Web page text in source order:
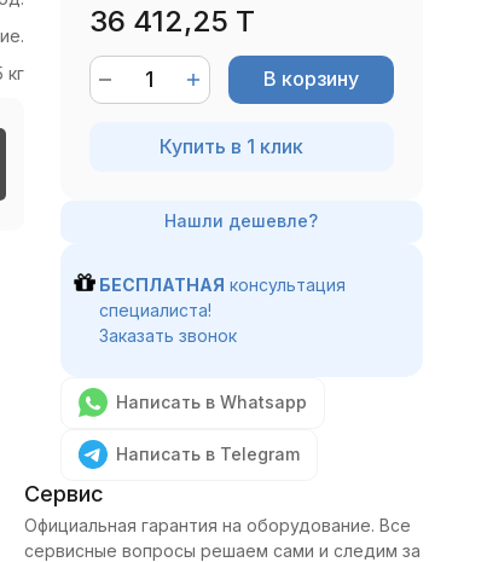
кг
36 412,25 T
В корзину
Купить в 1 клик
БЕСПЛАТНАЯ консультация
специалиста!
Заказать звонок
Написать в Whatsapp
Написать в Telegram
Сервис
Официальная гарантия на оборудование. Все
сервисные вопросы решаем сами и следим за